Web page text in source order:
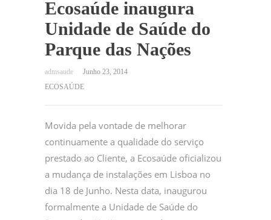
Ecosaúde inaugura
Unidade de Saúde do
Parque das Nações
Junho 23, 2014
ECOSAÚDE
Movida pela vontade de melhorar
continuamente a qualidade do serviço
prestado ao Cliente, a Ecosaúde oficializou
a mudança de instalações em Lisboa no
dia 18 de Junho. Nesta data, inaugurou
formalmente a Unidade de Saúde do